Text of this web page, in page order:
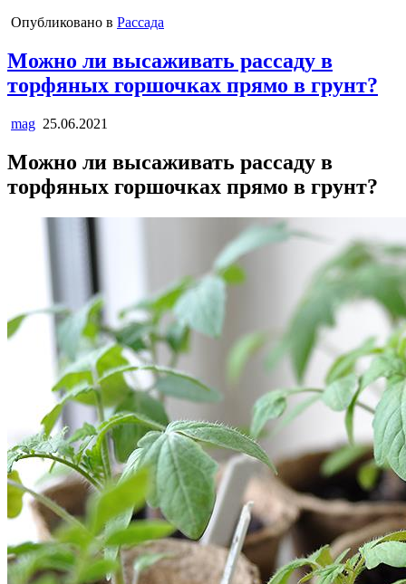
Опубликовано в Рассада
Можно ли высаживать рассаду в
торфяных горшочках прямо в грунт?
mag 25.06.2021
Можно ли высаживать рассаду в
торфяных горшочках прямо в грунт?